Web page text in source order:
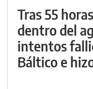
Tras 55
dentro del
intentos
Báltico e